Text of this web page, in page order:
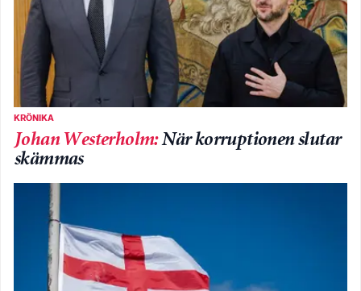
KRÖNIKA
Johan Westerholm:När korruptionen slutar
skämmas